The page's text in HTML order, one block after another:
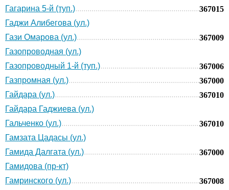
Гагарина 5-й (туп.)
367015
Гаджи Алибегова (ул.)
Гази Омарова (ул.)
367009
Газопроводная (ул.)
Газопроводный 1-й (туп.)
367006
Газпромная (ул.)
367000
Гайдара (ул.)
367010
Гайдара Гаджиева (ул.)
Гальченко (ул.)
367010
Гамзата Цадасы (ул.)
Гамида Далгата (ул.)
367000
Гамидова (пр-кт)
Гамринского (ул.)
367008